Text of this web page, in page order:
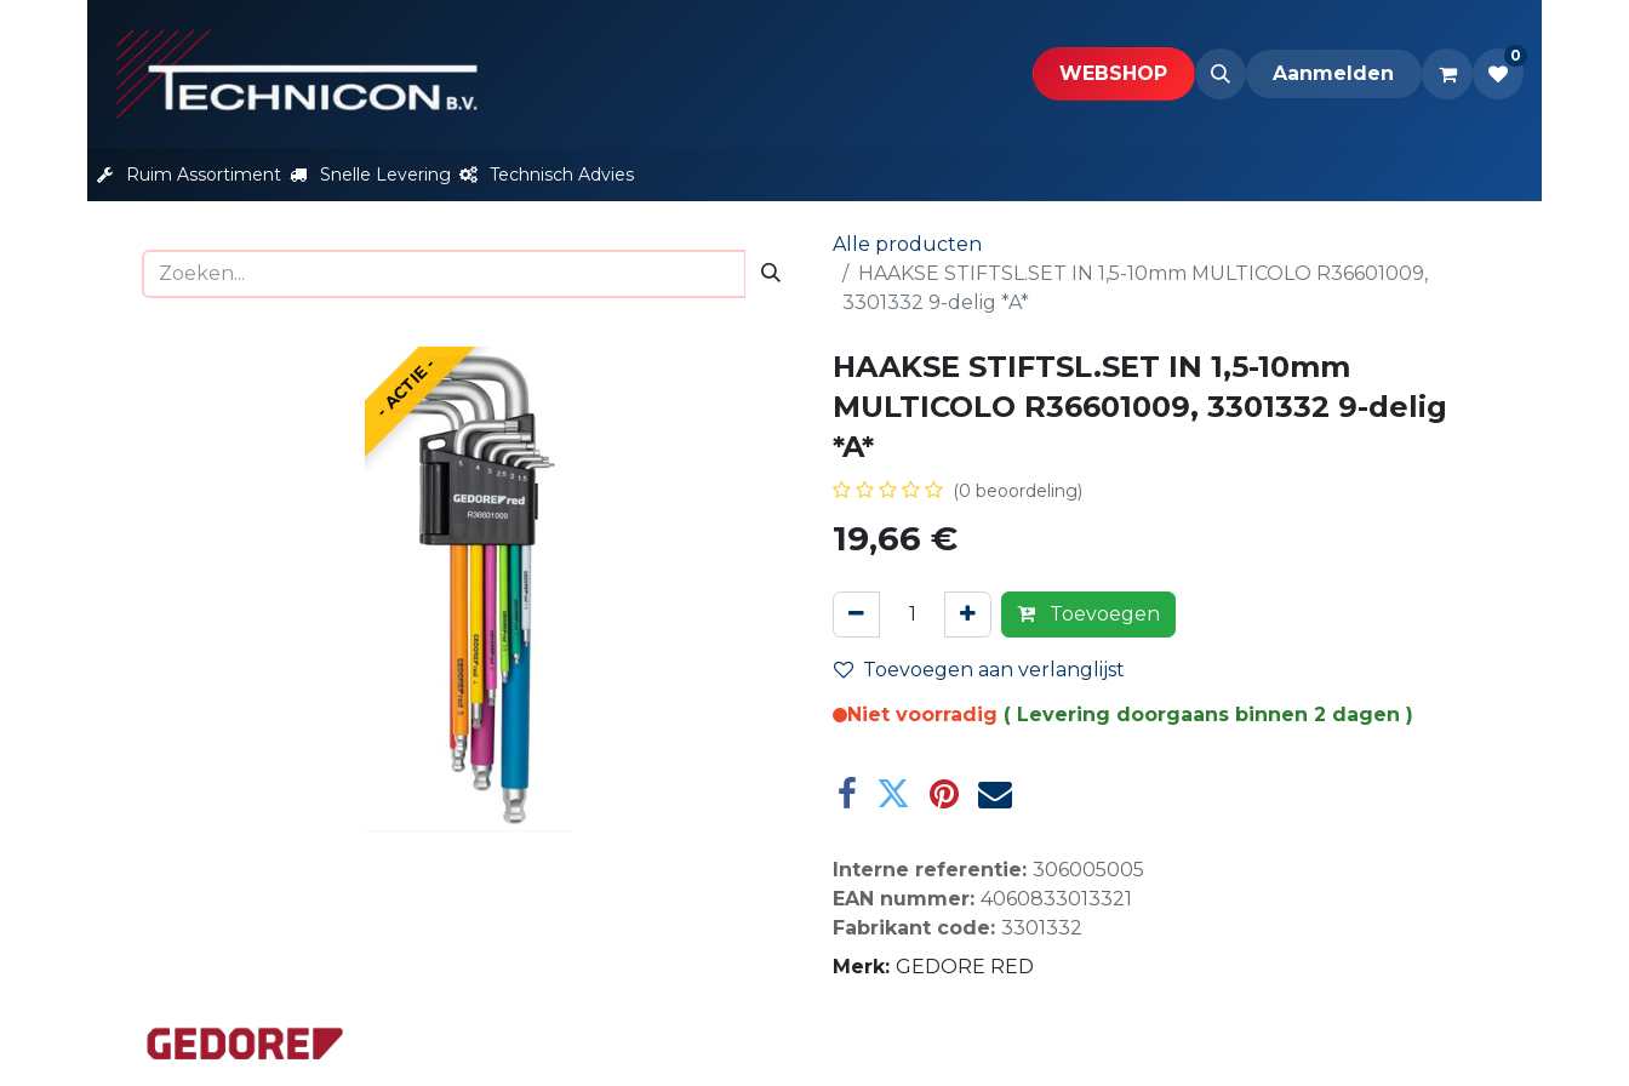
Contact Downloads
WEBS​H​​OP​​ Aanmelden
0
Ruim Assortiment Snelle Levering Technisch Advies
Alle producten
HAAKSE STIFTSL.SET IN 1,5-10mm MULTICOLO R36601009,
3301332 9-delig *A*
- ACTIE -
HAAKSE STIFTSL.SET IN 1,5-10mm
MULTICOLO R36601009, 3301332 9-delig
*A*
(0 beoordeling)
19,66 €
Toevoegen
Toevoegen aan verlanglijst
Niet voorradig ( Levering doorgaans binnen 2 dagen )
Interne referentie: 306005005
EAN nummer: 4060833013321
Fabrikant code: 3301332
Merk: GEDORE RED